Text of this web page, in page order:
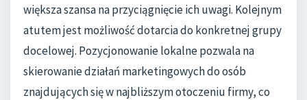
większa szansa na przyciągnięcie ich uwagi. Kolejnym
atutem jest możliwość dotarcia do konkretnej grupy
docelowej. Pozycjonowanie lokalne pozwala na
skierowanie działań marketingowych do osób
znajdujących się w najbliższym otoczeniu firmy, co